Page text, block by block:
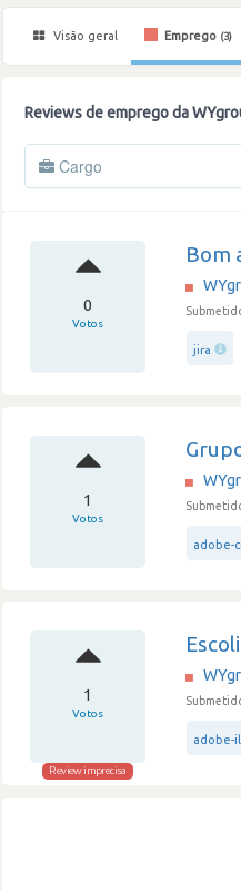
Visão geral Emprego (3)
Reviews de emprego da
Cargo
0
Votos
Bom
jira
1
Votos
adobe-
1
Votos
Review imprecisa
adobe-